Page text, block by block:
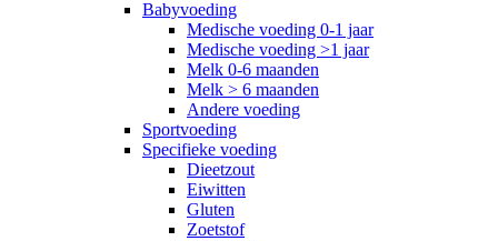
Babyvoeding
Medische voeding 0-1 jaar
Medische voeding >1 jaar
Melk 0-6 maanden
Melk > 6 maanden
Andere voeding
Sportvoeding
Specifieke voeding
Dieetzout
Eiwitten
Gluten
Zoetstof